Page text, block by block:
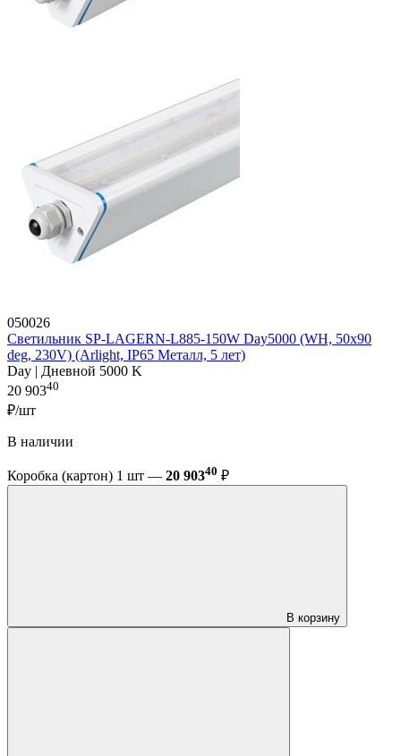
050026
Светильник SP-LAGERN-L885-150W Day5000 (WH, 50х90
deg, 230V) (Arlight, IP65 Металл, 5 лет)
Day | Дневной 5000 K
20 90340
₽/шт
В наличии
Коробка (картон) 1 шт — 20 90340 ₽
В корзину